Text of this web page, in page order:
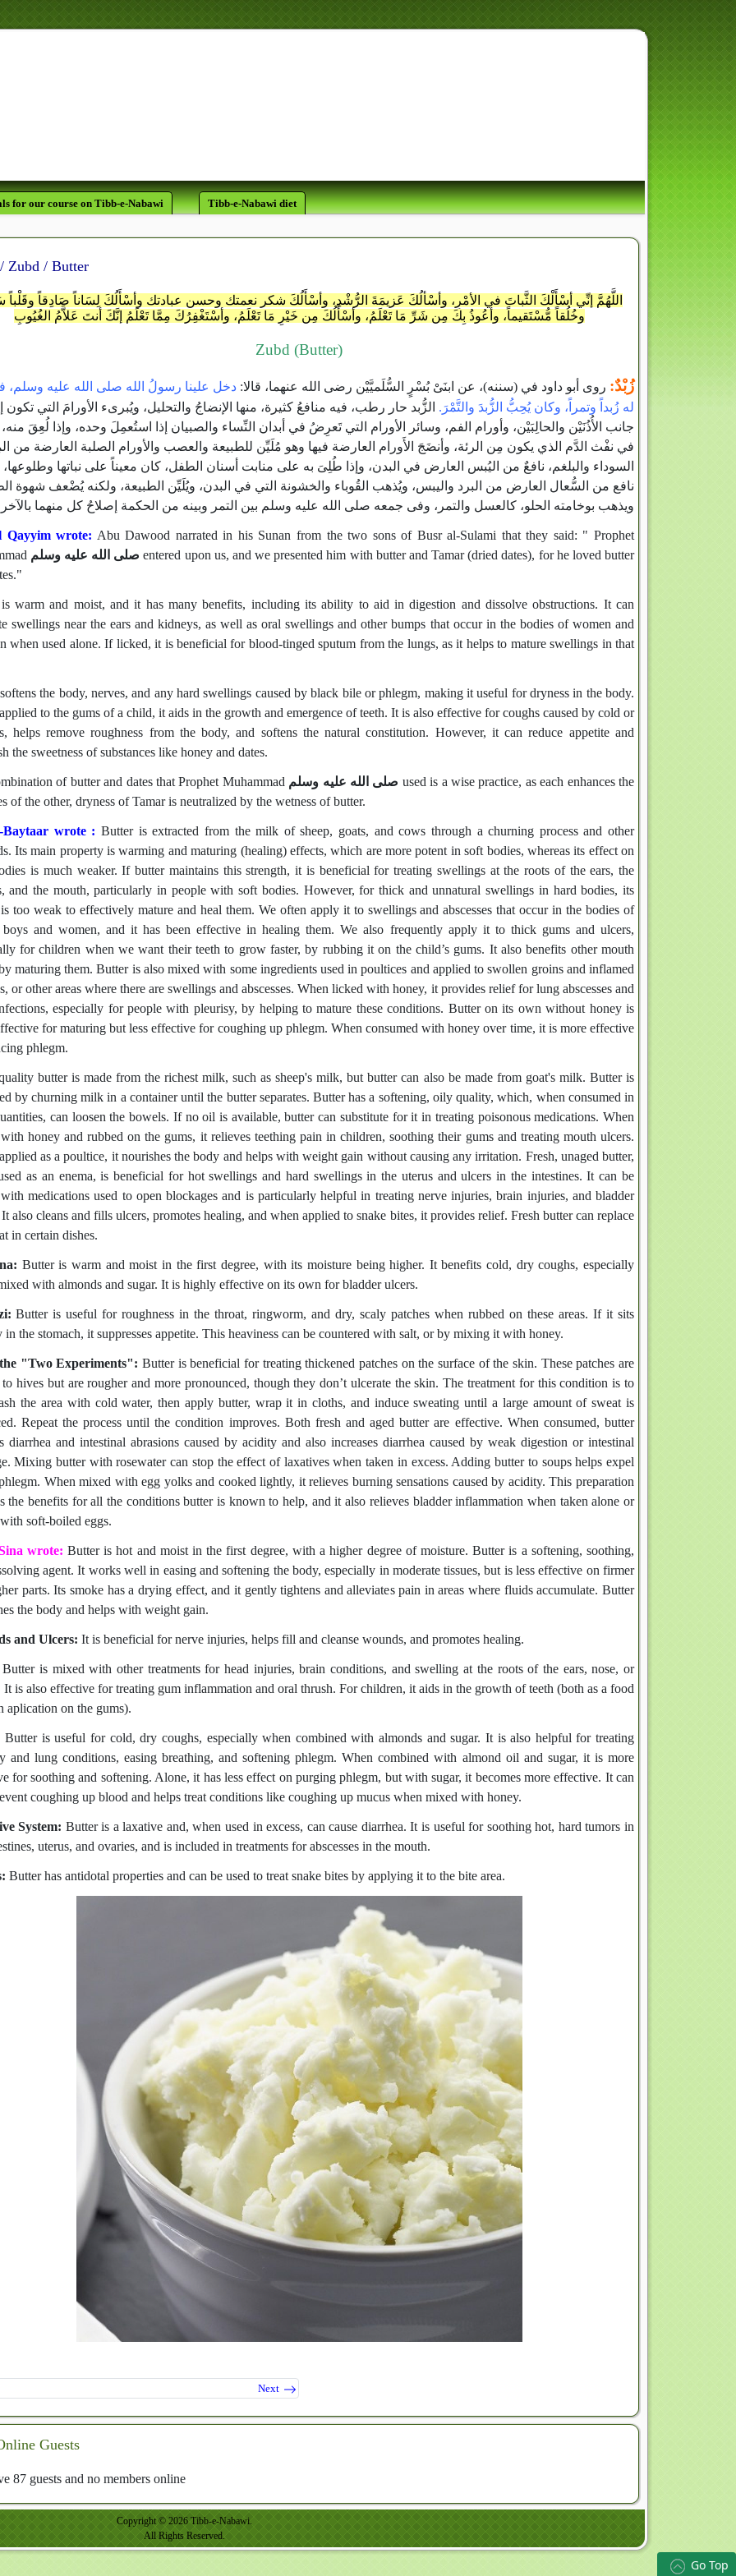
for our course on Tibb-e-Nabawi Tibb-e-Nabawi diet
زبـــد / Zubd / Butter
اللَّهُمَّ إنِّي أسْأَلْكَ الثَّباتَ في الأمْرِ، وأسْألُكَ عَزيمَةَ الرُّشْدِ، وأسْأَلُكَ شكر نعمتك وحسن عبادتك وأسْأَلُكَ لِسَاناً صَادِقاً وقَلْباً
وخُلُقاً مُّسْتَقيماً، وأعُوذُ بِكَ مِن شَرِّ مَا تَعْلَمُ، وأسْأَلُكَ مِن خَيْرِ مَا تَعْلَمُ، وأسْتَغْفِرُكَ مِمَّا تَعْلَمُ إنَّكَ أنتَ عَلاَّمُ الغُيُوبِ
Zubd (Butter)
زُبْدٌ‏: روى أبو داود في ‏(‏سننه‏)‏، عن ابنَىْ بُسْرٍ السُّلَميَّيْن رضى الله عنهما، قالا‏:‏ دخل علينا رسولُ الله صلى الله عليه وسلم،
له زُبداً وتمراً، وكان يُحِبُّ الزُّبدَ والتَّمْرَ‏.‏ الزُّبد حار رطب، فيه منافعُ كثيرة، منها الإنضاجُ والتحليل، ويُبرىء الأورامَ التي تكون
جانب الأُذُنَيْن والحالِبَيْن، وأورام الفم، وسائر الأورام التي تَعرِضُ في أبدان النِّساء والصبيان إذا استُعمِلَ وحده، وإذا لُعِقَ منه،
في نفْث الدَّم الذي يكون مِن الرئة، وأنضَجَ الأَورام العارضة فيها وهو مُلَيِّن للطبيعة والعصب والأورام الصلبة العارضة من
السوداء والبلغم، نافعٌ من اليُبس العارض في البدن، وإذا طُلِىَ به على منابت أسنان الطفل، كان معيناً على نباتها وطلوعها،
نافع من السُّعال العارض من البرد واليبس، ويُذهب القُوباء والخشونة التي في البدن، ويُلَيِّن الطبيعة، ولكنه يُضْعف شهوة
ويذهب بوخامته الحلو، كالعسل والتمر، وفى جمعه صلى الله عليه وسلم بين التمر وبينه من الحكمة إصلاحُ كل منهما
Qayyim wrote: Abu Dawood narrated in his Sunan from the two sons of Busr al-Sulami that they said: " Prophet
صلى الله عليه وسلم entered upon us, and we presented him with butter and Tamar (dried dates), for he loved butter
warm and moist, and it has many benefits, including its ability to aid in digestion and dissolve obstructions. It can
swellings near the ears and kidneys, as well as oral swellings and other bumps that occur in the bodies of women and
when used alone. If licked, it is beneficial for blood-tinged sputum from the lungs, as it helps to mature swellings in that
the body, nerves, and any hard swellings caused by black bile or phlegm, making it useful for dryness in the body.
to the gums of a child, it aids in the growth and emergence of teeth. It is also effective for coughs caused by cold or
helps remove roughness from the body, and softens the natural constitution. However, it can reduce appetite and
the sweetness of substances like honey and dates.
of butter and dates that Prophet Muhammad صلى الله عليه وسلم used is a wise practice, as each enhances the
of the other, dryness of Tamar is neutralized by the wetness of butter.
wrote : Butter is extracted from the milk of sheep, goats, and cows through a churning process and other
Its main property is warming and maturing (healing) effects, which are more potent in soft bodies, whereas its effect on
is much weaker. If butter maintains this strength, it is beneficial for treating swellings at the roots of the ears, the
and the mouth, particularly in people with soft bodies. However, for thick and unnatural swellings in hard bodies, its
too weak to effectively mature and heal them. We often apply it to swellings and abscesses that occur in the bodies of
and women, and it has been effective in healing them. We also frequently apply it to thick gums and ulcers,
for children when we want their teeth to grow faster, by rubbing it on the child’s gums. It also benefits other mouth
maturing them. Butter is also mixed with some ingredients used in poultices and applied to swollen groins and inflamed
or other areas where there are swellings and abscesses. When licked with honey, it provides relief for lung abscesses and
especially for people with pleurisy, by helping to mature these conditions. Butter on its own without honey is
for maturing but less effective for coughing up phlegm. When consumed with honey over time, it is more effective
phlegm.
butter is made from the richest milk, such as sheep's milk, but butter can also be made from goat's milk. Butter is
by churning milk in a container until the butter separates. Butter has a softening, oily quality, which, when consumed in
can loosen the bowels. If no oil is available, butter can substitute for it in treating poisonous medications. When
honey and rubbed on the gums, it relieves teething pain in children, soothing their gums and treating mouth ulcers.
as a poultice, it nourishes the body and helps with weight gain without causing any irritation. Fresh, unaged butter,
as an enema, is beneficial for hot swellings and hard swellings in the uterus and ulcers in the intestines. It can be
medications used to open blockages and is particularly helpful in treating nerve injuries, brain injuries, and bladder
also cleans and fills ulcers, promotes healing, and when applied to snake bites, it provides relief. Fresh butter can replace
in certain dishes.
Butter is warm and moist in the first degree, with its moisture being higher. It benefits cold, dry coughs, especially
with almonds and sugar. It is highly effective on its own for bladder ulcers.
Butter is useful for roughness in the throat, ringworm, and dry, scaly patches when rubbed on these areas. If it sits
in the stomach, it suppresses appetite. This heaviness can be countered with salt, or by mixing it with honey.
"Two Experiments": Butter is beneficial for treating thickened patches on the surface of the skin. These patches are
hives but are rougher and more pronounced, though they don’t ulcerate the skin. The treatment for this condition is to
the area with cold water, then apply butter, wrap it in cloths, and induce sweating until a large amount of sweat is
Repeat the process until the condition improves. Both fresh and aged butter are effective. When consumed, butter
diarrhea and intestinal abrasions caused by acidity and also increases diarrhea caused by weak digestion or intestinal
Mixing butter with rosewater can stop the effect of laxatives when taken in excess. Adding butter to soups helps expel
When mixed with egg yolks and cooked lightly, it relieves burning sensations caused by acidity. This preparation
the benefits for all the conditions butter is known to help, and it also relieves bladder inflammation when taken alone or
soft-boiled eggs.
wrote: Butter is hot and moist in the first degree, with a higher degree of moisture.Butter is a softening, soothing,
agent. It works well in easing and softening the body, especially in moderate tissues, but is less effective on firmer
parts. Its smoke has a drying effect, and it gently tightens and alleviates pain in areas where fluids accumulate. Butter
the body and helps with weight gain.
and Ulcers: It is beneficial for nerve injuries, helps fill and cleanse wounds, and promotes healing.
Butter is mixed with other treatments for head injuries, brain conditions, and swelling at the roots of the ears, nose, or
It is also effective for treating gum inflammation and oral thrush. For children, it aids in the growth of teeth (both as a food
aplication on the gums).
Butter is useful for cold, dry coughs, especially when combined with almonds and sugar. It is also helpful for treating
and lung conditions, easing breathing, and softening phlegm. When combined with almond oil and sugar, it is more
for soothing and softening. Alone, it has less effect on purging phlegm, but with sugar, it becomes more effective. It can
coughing up blood and helps treat conditions like coughing up mucus when mixed with honey.
System: Butter is a laxative and, when used in excess, can cause diarrhea. It is useful for soothing hot, hard tumors in
uterus, and ovaries, and is included in treatments for abscesses in the mouth.
Butter has antidotal properties and can be used to treat snake bites by applying it to the bite area.
Next
Guests
87 guests and no members online
Copyright © 2026 Tibb-e-Nabawi.
All Rights Reserved.
Go Top